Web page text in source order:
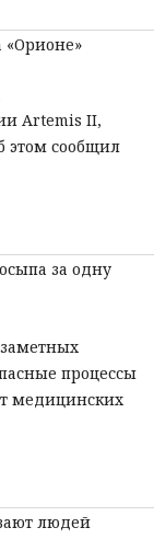
«Орионе»
Artemis II,
этом сообщил
за одну
процессы
медицинских
людей